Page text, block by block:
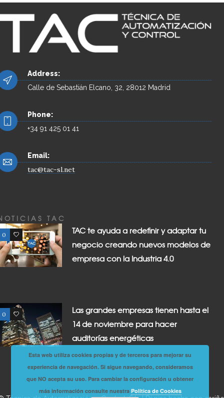
Address:
Calle de Sebastián Elcano, 32, 28012 Madrid
Phone:
+34 91 425 01 41
Email:
tac@tac-sl.net
TAC
0 0
TAC te ayuda a redefinir y adaptar tu
negocio creando nuevos modelos de
empresa con la Industria 4.0
0 0
Las grandes empresas tienen hasta el
14 de noviembre para hacer
auditorías energéticas
Esta web utiliza cookies propias y de terceros para mejorar su
experiencia de navegación. Si sigue navegando, consideramos
que NO acepta su uso. Para cambiar la configuración u obtener
más información consulte nuestra Política de Cookies